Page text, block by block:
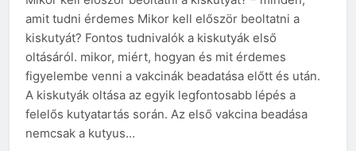
amit tudni érdemes Mikor kell először beoltatni a
kiskutyát? Fontos tudnivalók a kiskutyák első
oltásáról. mikor, miért, hogyan és mit érdemes
figyelembe venni a vakcinák beadatása előtt és után.
A kiskutyák oltása az egyik legfontosabb lépés a
felelős kutyatartás során. Az első vakcina beadása
nemcsak a kutyus…